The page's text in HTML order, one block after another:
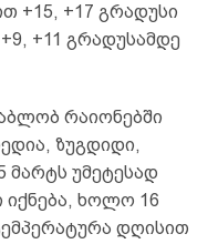
+15, +17 გრადუსი
+11 გრადუსამდე
რაიონებში
ზუგდიდი,
მარტს უმეტესად
იქნება, ხოლო 16
დღისით